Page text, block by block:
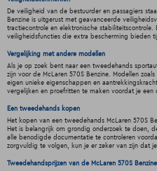
De veiligheid van de bestuurder en passagiers
Benzine is uitgerust met geavanceerde
tractiecontrole en elektronische
veiligheidsfuncties die extra bescherming bieden
Vergelijking met andere modellen
Als je op zoek bent naar een tweedehands
zijn voor de McLaren 570S Benzine. Modellen
eigen unieke eigenschappen en
vergelijken en proefritten te maken voordat je een
Een tweedehands kopen
Het kopen van een tweedehands McLaren 570S
Het is belangrijk om grondig onderzoek te doen,
alle benodigde documentatie te controleren
zorgvuldig te volgen, kun je er zeker van zijn dat
Tweedehandsprijzen van de McLaren 570S Benzine